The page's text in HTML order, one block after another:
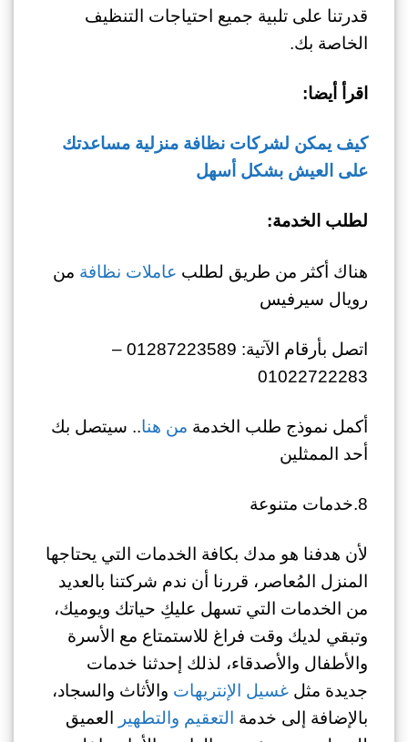
قدرتنا على تلبية جميع احتياجات التنظيف
الخاصة بك.
اقرأ أيضا:
كيف يمكن لشركات نظافة منزلية مساعدتك
على العيش بشكل أسهل
لطلب الخدمة:
هناك أكثر من طريق لطلب عاملات نظافة من
رويال سيرفيس
اتصل بأرقام الآتية: 01287223589 –
01022722283
أكمل نموذج طلب الخدمة من هنا.. سيتصل بك
أحد الممثلين
8.خدمات متنوعة
لأن هدفنا هو مدك بكافة الخدمات التي يحتاجها
المنزل المُعاصر، قررنا أن ندم شركتنا بالعديد
من الخدمات التي تسهل عليكِ حياتك ويوميك،
وتبقي لديك وقت فراغ للاستمتاع مع الأسرة
والأطفال والأصدقاء، لذلك إحدثنا خدمات
جديدة مثلغسيل الإنتريهات والأثاث والسجاد،
بالإضافة إلى خدمة التعقيم والتطهير العميق